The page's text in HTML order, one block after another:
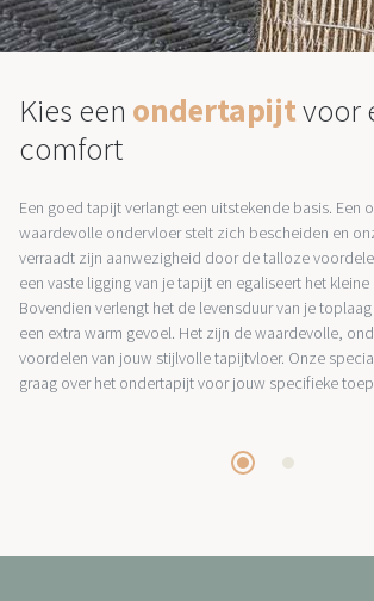
Kies een ondertapijtvoor
comfort
Een goed tapijt verlangt een uitstekende basis. Een
waardevolle ondervloer stelt zich bescheiden en
verraadt zijn aanwezigheid door de talloze
een vaste ligging van je tapijt en egaliseert het
Bovendien verlengt het de levensduur van je
een extra warm gevoel. Het zijn de waardevolle,
voordelen van jouw stijlvolle tapijtvloer. Onze
graag over het ondertapijt voor jouw specifieke